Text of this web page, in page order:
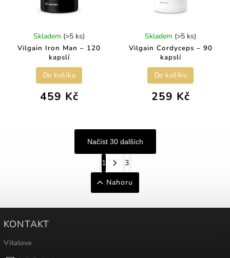
Vilgain Iron Man – 120
kapslí
Skladem (>5 ks)
459 Kč
Do košíku
Vilgain Cordyceps – 90
kapslí
Skladem (>5 ks)
259 Kč
Do košíku
Načíst 30 dalších
1
3
Nahoru
KONTAKT
Vitalove